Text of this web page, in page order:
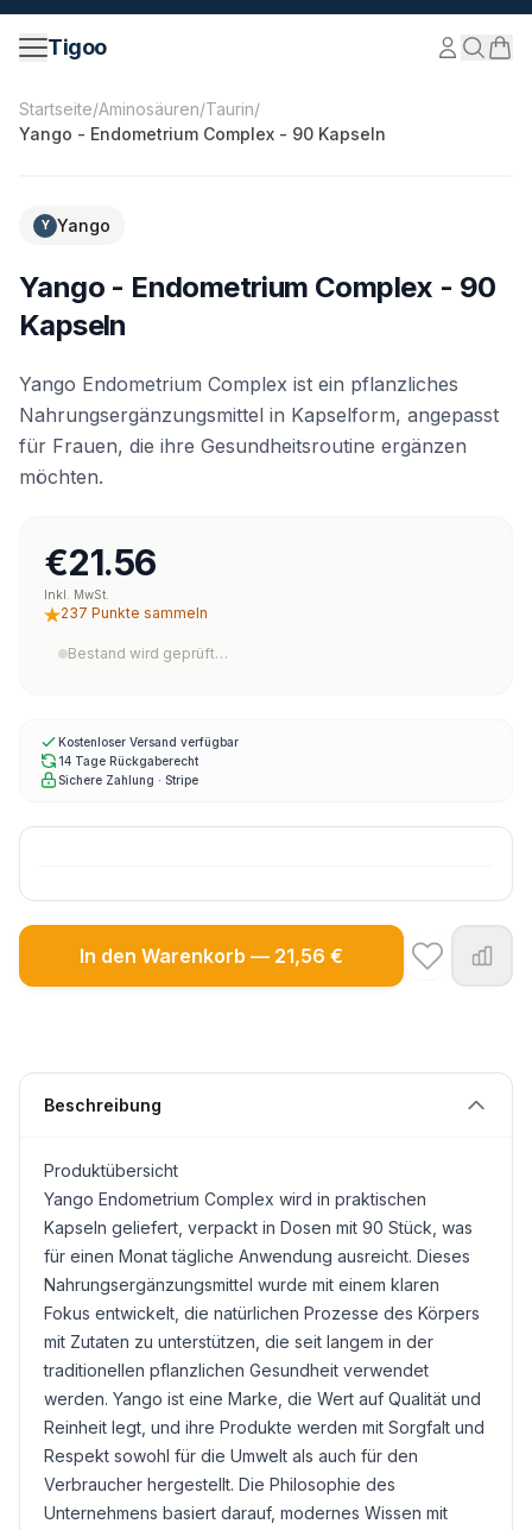
Zum Inhalt springen
Tigoo
©2026Nutri Nordic AB.Alle Rechte vorbehalten.
Startseite/Aminosäuren/Taurin/
Yango - Endometrium Complex - 90 Kapseln
Y Yango
Yango - Endometrium Complex - 90
Kapseln
Yango Endometrium Complex ist ein pflanzliches
Nahrungsergänzungsmittel in Kapselform, angepasst
für Frauen, die ihre Gesundheitsroutine ergänzen
möchten.
€21.56
Inkl. MwSt.
237 Punkte sammeln
Bestand wird geprüft…
Kostenloser Versand verfügbar
14 Tage Rückgaberecht
Sichere Zahlung · Stripe
In den Warenkorb — 21,56 €
Beschreibung
Produktübersicht
Yango Endometrium Complex wird in praktischen
Kapseln geliefert, verpackt in Dosen mit 90 Stück, was
für einen Monat tägliche Anwendung ausreicht. Dieses
Nahrungsergänzungsmittel wurde mit einem klaren
Fokus entwickelt, die natürlichen Prozesse des Körpers
mit Zutaten zu unterstützen, die seit langem in der
traditionellen pflanzlichen Gesundheit verwendet
werden. Yango ist eine Marke, die Wert auf Qualität und
Reinheit legt, und ihre Produkte werden mit Sorgfalt und
Respekt sowohl für die Umwelt als auch für den
Verbraucher hergestellt. Die Philosophie des
Unternehmens basiert darauf, modernes Wissen mit